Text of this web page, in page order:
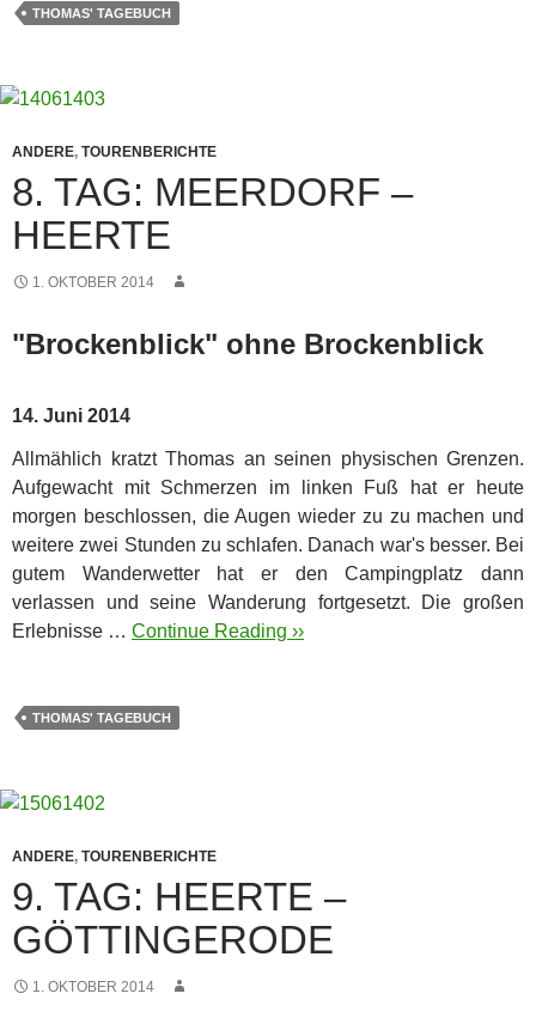
THOMAS' TAGEBUCH
ANDERE, TOURENBERICHTE
8. TAG: MEERDORF –
HEERTE
1. OKTOBER 2014
"Brockenblick" ohne Brockenblick
14. Juni 2014
Allmählich kratzt Thomas an seinen physischen Grenzen.
Aufgewacht mit Schmerzen im linken Fuß hat er heute
morgen beschlossen, die Augen wieder zu zu machen und
weitere zwei Stunden zu schlafen. Danach war's besser. Bei
gutem Wanderwetter hat er den Campingplatz dann
verlassen und seine Wanderung fortgesetzt. Die großen
Erlebnisse … Continue Reading ››
THOMAS' TAGEBUCH
ANDERE, TOURENBERICHTE
9. TAG: HEERTE –
GÖTTINGERODE
1. OKTOBER 2014